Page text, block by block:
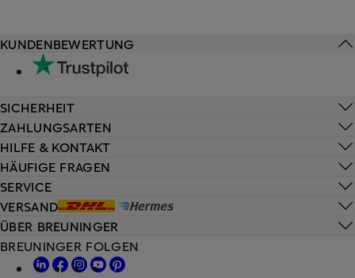
HILFE & KONTAKT
HÄUFIGE FRAGEN
SERVICE
VERSAND
KUNDENBEWERTUNG
SICHERHEIT
ZAHLUNGSARTEN
ÜBER BREUNINGER
BREUNINGER FOLGEN